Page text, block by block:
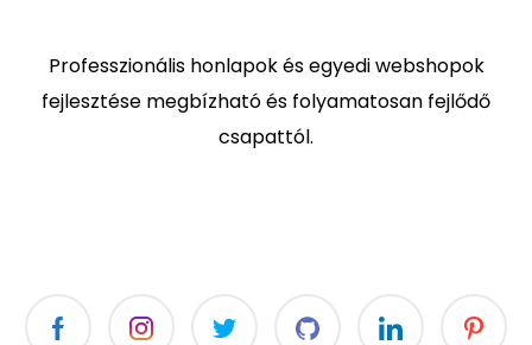
Professzionális honlapok és egyedi webshopok
fejlesztése megbízható és folyamatosan fejlődő
csapattól.